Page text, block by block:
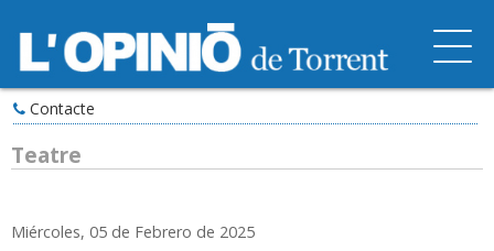
Contacte
Teatre
Miércoles, 05 de Febrero de 2025